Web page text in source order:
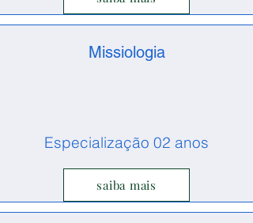
Missiologia
Especialização 02 anos
saiba mais